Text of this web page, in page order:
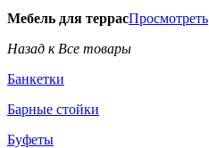
Мебель для террасПросмотреть
Назад к Все товары
Банкетки
Барные стойки
Буфеты